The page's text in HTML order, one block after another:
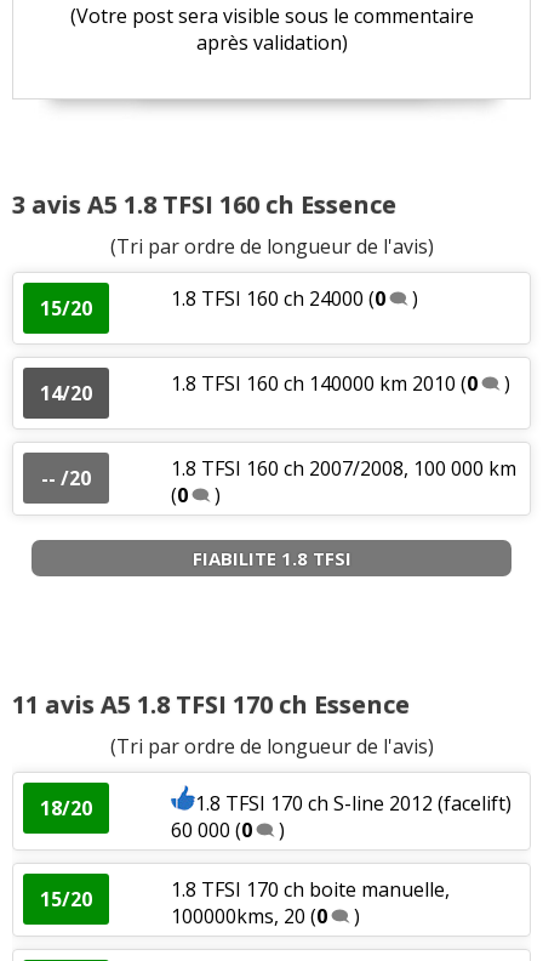
(Votre post sera visible sous le commentaire
après validation)
3 avis A5 1.8 TFSI 160 ch Essence
(Tri par ordre de longueur de l'avis)
15/20 1.8 TFSI 160 ch 24000 (0 )
14/20 1.8 TFSI 160 ch 140000 km 2010 (0 )
-- /20
1.8 TFSI 160 ch 2007/2008, 100 000 km
(0 )
FIABILITE 1.8 TFSI
11 avis A5 1.8 TFSI 170 ch Essence
(Tri par ordre de longueur de l'avis)
18/20
1.8 TFSI 170 ch S-line 2012 (facelift)
60 000 (0 )
15/20
1.8 TFSI 170 ch boite manuelle,
100000kms, 20 (0 )